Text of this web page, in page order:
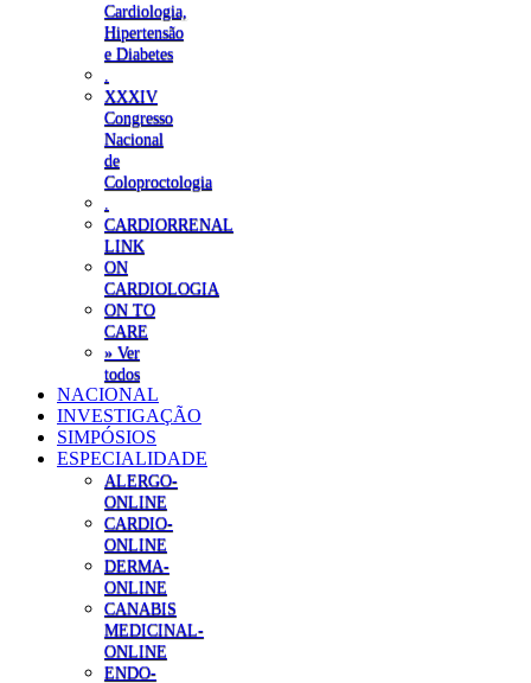
Cardiologia,
Hipertensão
e Diabetes
XXXIV
Congresso
Nacional
de
Coloproctologia
CARDIORRENAL
LINK
ON
CARDIOLOGIA
ON TO
CARE
» Ver
todos
NACIONAL
INVESTIGAÇÃO
SIMPÓSIOS
ESPECIALIDADE
ALERGO-
ONLINE
CARDIO-
ONLINE
DERMA-
ONLINE
CANABIS
MEDICINAL-
ONLINE
ENDO-